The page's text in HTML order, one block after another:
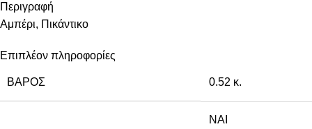
Περιγραφή
Αμπέρι, Πικάντικο
Επιπλέον πληροφορίες
ΒΆΡΟΣ 0.52 κ.
NAI